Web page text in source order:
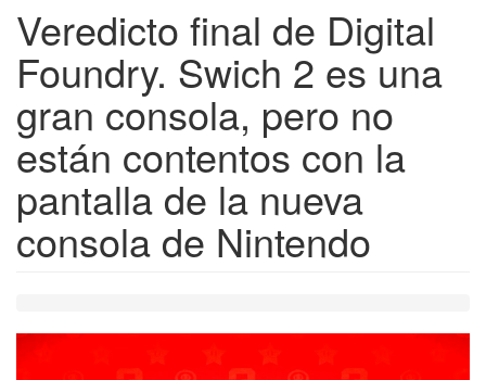
Veredicto final de Digital
Foundry. Swich 2 es una
gran consola, pero no
están contentos con la
pantalla de la nueva
consola de Nintendo